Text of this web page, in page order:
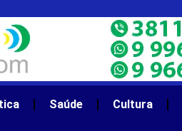
Saúde Cultura